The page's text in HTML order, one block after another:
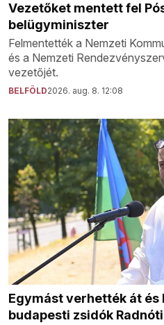
Vezetőket mentett fel
belügyminiszter
Felmentették a Nemzeti
és a Nemzeti
vezetőjét.
BELFÖLD2026. aug. 8. 12:08
Egymást verhették át és
budapesti zsidók